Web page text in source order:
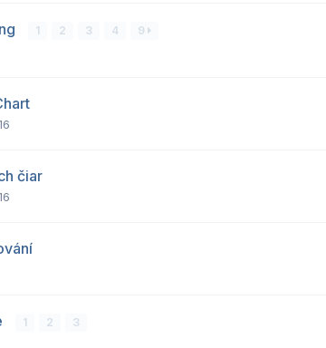
1 2 3 4 9
čiar
1 2 3